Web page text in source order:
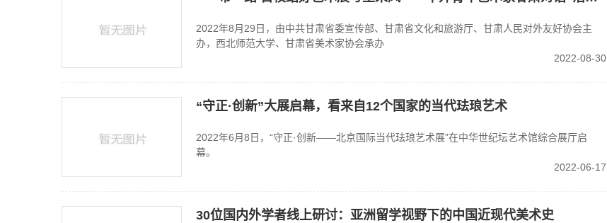
2022年8月29日，由中共甘肃省委宣传部、甘肃省文化和旅游厅、甘肃人民对外友好协会主
办，西北师范大学、甘肃省美术家协会承办
2022-08-30
“守正·创新”大展启幕，看来自12个国家的当代珐琅艺术
2022年6月8日，“守正·创新——北京国际当代珐琅艺术展”在中华世纪坛艺术馆综合展厅启
幕。
2022-06-17
30位国内外学者线上研讨：亚洲留学视野下的中国近现代美术史